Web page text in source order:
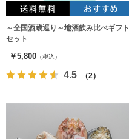
～全国酒蔵巡り～地酒飲み比べギフト
セット
￥5,800 （税込）
4.5 （2）